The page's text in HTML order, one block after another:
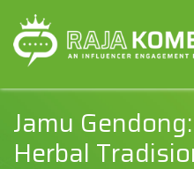
Jamu
Herbal